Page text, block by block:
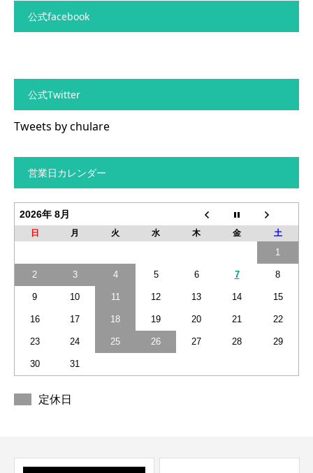
公式facebook
公式Twitter
Tweets by chulare
営業日カレンダー
2026年 8月
日 月 火 水 木 金 土
1
2 3 4 5 6 7 8
9 10 11 12 13 14 15
16 17 18 19 20 21 22
23 24 25 26 27 28 29
30 31
定休日